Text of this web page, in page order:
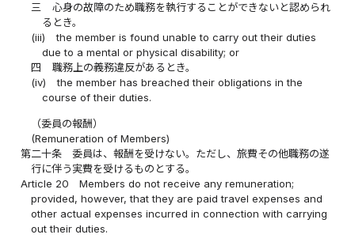
三
心身の故障のため職務を執行することができないと認められ
るとき。
(iii)
the member is found unable to carry out their duties
due to a mental or physical disability; or
四
職務上の義務違反があるとき。
(iv)
the member has breached their obligations in the
course of their duties.
（委員の報酬）
(Remuneration of Members)
第二十条
委員は、報酬を受けない。ただし、旅費その他職務の遂
行に伴う実費を受けるものとする。
Article 20
Members do not receive any remuneration;
provided, however, that they are paid travel expenses and
other actual expenses incurred in connection with carrying
out their duties.